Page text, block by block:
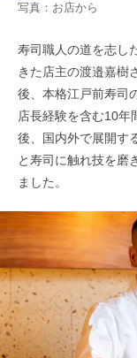
写真：お店から
寿司職人の道を志し
きた店主の渡邉嘉樹
後、本格江戸前寿司
店長経験を含む10年
後、国内外で展開す
と寿司に触れ技を磨
ました。